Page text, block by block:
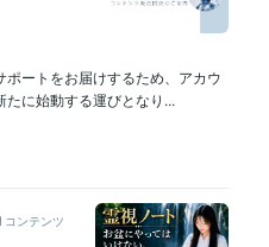
ートをお届けするため、アカウ
に始動する運びとなり...
コンテンツ